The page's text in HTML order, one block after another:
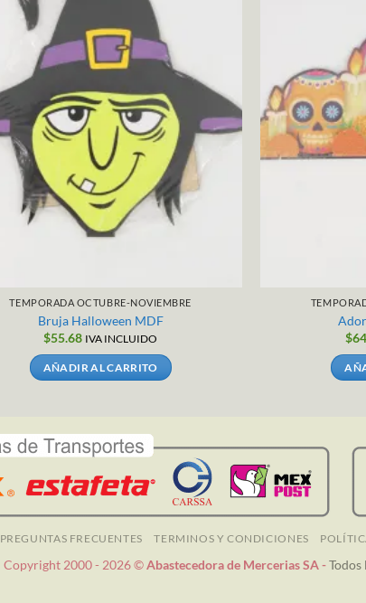
TEMPORADA OCTUBRE-NOVIEMBRE
Bruja Halloween MDF
$55.68 IVA INCLUIDO
AÑADIR AL CARRITO
$
PREGUNTAS FRECUENTES TERMINOS Y CONDICIONES
Copyright 2000 - 2026 ©Abastecedora de Mercerias SA -Todos